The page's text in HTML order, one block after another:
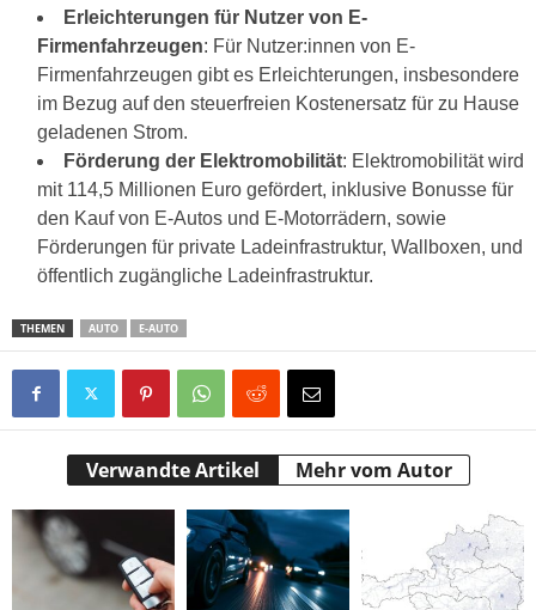
Erleichterungen für Nutzer von E-
Firmenfahrzeugen: Für Nutzer:innen von E-
Firmenfahrzeugen gibt es Erleichterungen, insbesondere
im Bezug auf den steuerfreien Kostenersatz für zu Hause
geladenen Strom.
Förderung der Elektromobilität: Elektromobilität wird
mit 114,5 Millionen Euro gefördert, inklusive Bonusse für
den Kauf von E-Autos und E-Motorrädern, sowie
Förderungen für private Ladeinfrastruktur, Wallboxen, und
öffentlich zugängliche Ladeinfrastruktur.
THEMEN AUTO E-AUTO
Verwandte Artikel Mehr vom Autor